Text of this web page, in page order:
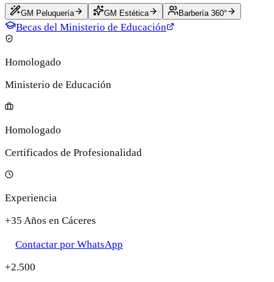
GM Peluquería GM Estética Barbería 360°
Becas del Ministerio de Educación
Homologado
Ministerio de Educación
Homologado
Certificados de Profesionalidad
Experiencia
+35 Años en Cáceres
Contactar por WhatsApp
+2.500